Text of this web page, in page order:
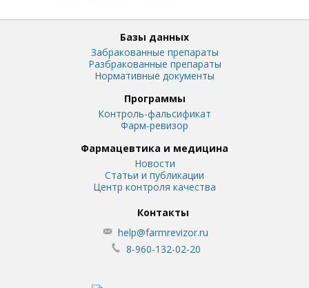
Базы данных
Забракованные препараты
Разбракованные препараты
Нормативные документы
Программы
Контроль-фальсификат
Фарм-ревизор
Фармацевтика и медицина
Новости
Статьи и публикации
Центр контроля качества
Контакты
help@farmrevizor.ru
8-960-132-02-20